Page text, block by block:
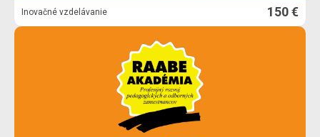
Inovačné vzdelávanie 150 €